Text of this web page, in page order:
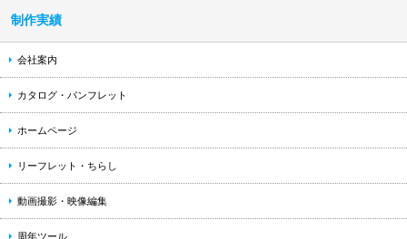
制作実績
会社案内
カタログ・パンフレット
ホームページ
リーフレット・ちらし
動画撮影・映像編集
周年ツール